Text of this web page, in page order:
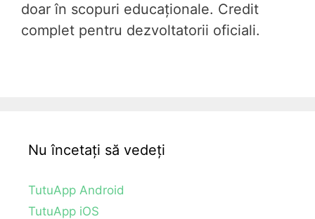
doar în scopuri educaționale. Credit
complet pentru dezvoltatorii oficiali.
Nu încetați să vedeți
TutuApp Android
TutuApp iOS